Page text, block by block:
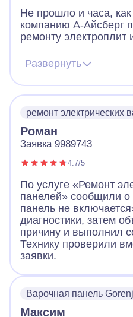
Не прошло и часа,
компанию А-Айсберг
ремонту электроплит
панели и на месте
карантина, когда
работает - это
самоизолироваться с
Большое спасибо!
Развернуть
ремонт электрических
Роман
Заявка 9989743
4.7/5
По услуге «Ремонт
панелей» сообщили
панель не
диагностики, затем
причину и выполнил
Технику проверили
заявки.
Варочная панель
Максим